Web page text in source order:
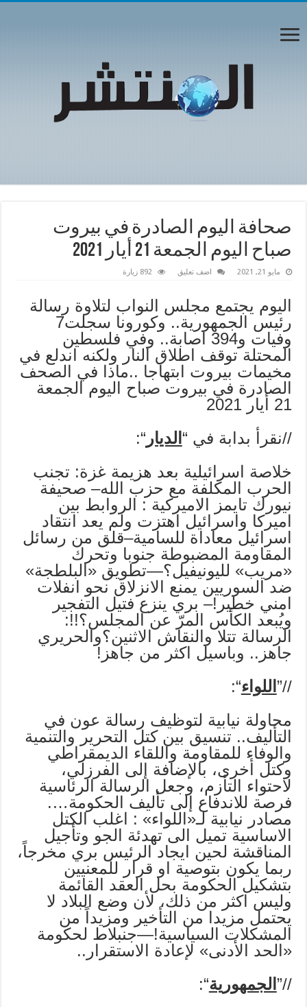
صحافة اليوم الصادرة في بيروت
صباح اليوم الجمعة 21 أيار 2021
مايو 21, 2021 اضف تعليق 892 زيارة
اليوم يجتمع مجلس النواب لتلاوة رسالة
رئيس الجمهورية.. وكورونا سجلت7
وفيات و394 اصابة.. وفي فلسطين
المحتلة توقف اطلاق النار ولكنه اندلع في
مخيمات بيروت ابتهاجا ..ماذا في الصحف
الصادرة في بيروت صباح اليوم الجمعة
21 أيار 2021
//نقرأ بدابة في “ الديار “:
خلاصة اسرائيلية بعد هزيمة غزة: تجنب
الحرب المكلفة مع حزب الله– صحيفة
نيورك تايمز الاميركية : الروابط بين
اميركا واسرائيل اهتزت ولم يعد انتقاد
اسرائيل معاداة للسامية–قلق من رسائل
المقاومة المضبوطة جنوبا وتحرك
«مريب» لليونيفيل؟—تطويق «البلطجة»
ضد السوريين يمنع الانزلاق نحو انفلات
امني خطير!– بري ينزع فتيل التفجير
ويُبعد الكأس المرّ عن المجلس؟!!:
الرسالة تتلا والنقاش الاثنين؟والحريري
جاهز.. وباسيل اكثر من جاهز!
//” اللواء“:
محاولة نيابية لتوظيف رسالة عون في
التأليف.. تنسيق بين كتل التحرير والتنمية
والوفاء للمقاومة واللقاء الديمقراطي
وكتل أخرى، بالإضافة إلى الفرزلي،
لاحتواء التأزم، وجعل الرسالة الرئاسية
فرصة للاندفاع إلى تأليف الحكومة….
مصادر نيابية لـ«اللواء» : اغلب الكتل
الاساسية تميل الى تهدئة الجو وتأجيل
المناقشة لحين ايجاد الرئيس بري مخرجاً،
ربما يكون بتوصية او قرار للمعنيين
بتشكيل الحكومة بحل العقد القائمة
وليس اكثر من ذلك، لأن وضع البلاد لا
يحتمل مزيدا من التأخير ومزيداً من
المشكلات السياسية!—جنبلاط لحكومة
«الحد الأدنى» لإعادة الاستقرار..
//” الجمهورية“: